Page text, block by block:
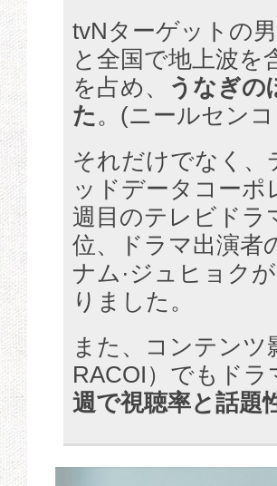
tvNターゲットの
と全国で地上波を
を占め、
うなぎの
た 。(ニールセン
それだけでなく、
ッドデータコーポ
週目のテレビドラ
位、ドラマ出演者
ナム·ジュヒョク
りました。
また、コンテンツ
RACOI）でもド
週で視聴率と話題